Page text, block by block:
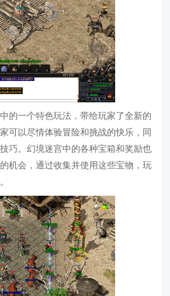
的一个特色玩法，带给玩家了全新的
可以尽情体验冒险和挑战的快乐，同
巧。幻境迷宫中的各种宝箱和奖励也
机会，通过收集并使用这些宝物，玩